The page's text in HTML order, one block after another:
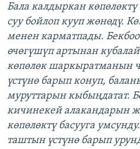
Бала калдыркан
суу бойлоп кууп жөнөдү.
менен карматпады.
өчөгүшүп артынан
көпөлөк шаркыратманын
үстүнө барып конуп,
муруттарын кыбыңдатат.
кичинекей алакандарын
көпөлөктү басууга
таштын үстүнө барып